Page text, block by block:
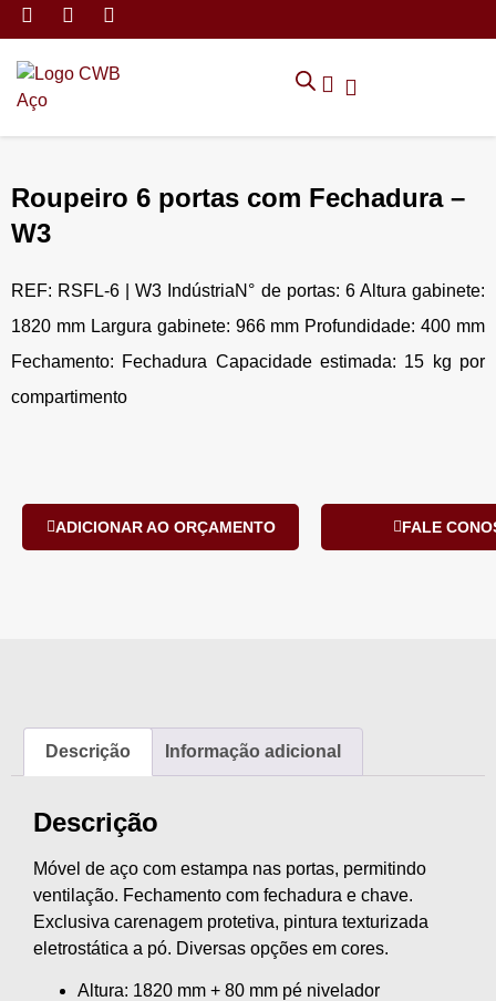
Roupeiro 6 portas com Fechadura –
W3
REF: RSFL-6 | W3 IndústriaN° de portas: 6 Altura gabinete:
1820 mm Largura gabinete: 966 mm Profundidade: 400 mm
Fechamento: Fechadura Capacidade estimada: 15 kg por
compartimento
ADICIONAR AO ORÇAMENTO FALE
Descrição Informação adicional
Descrição
Móvel de aço com estampa nas portas, permitindo
ventilação. Fechamento com fechadura e chave.
Exclusiva carenagem protetiva, pintura texturizada
eletrostática a pó. Diversas opções em cores.
Altura: 1820 mm + 80 mm pé nivelador